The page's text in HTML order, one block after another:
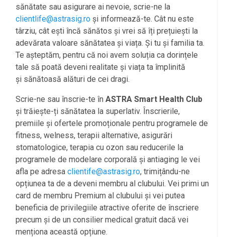
sănătate sau asigurare ai nevoie, scrie-ne la
clientlife@astrasig.ro și informează-te. Cât nu este
târziu, cât ești încă sănătos și vrei să îți prețuiești la
adevărata valoare sănătatea și viața. Și tu și familia ta.
Te așteptăm, pentru că noi avem soluția ca dorințele
tale să poată deveni realitate și viața ta împlinită
și sănătoasă alături de cei dragi.
Scrie-ne sau înscrie-te în ASTRA Smart Health Club
și trăiește-ți sănătatea la superlativ. Înscrierile,
premiile și ofertele promoționale pentru programele de
fitness, welness, terapii alternative, asigurări
stomatologice, terapia cu ozon sau reducerile la
programele de modelare corporală și antiaging le vei
afla pe adresa clientife@astrasig.ro, trimițându-ne
opțiunea ta de a deveni membru al clubului. Vei primi un
card de membru Premium al clubului și vei putea
beneficia de privilegiile atractive oferite de înscriere
precum și de un consilier medical gratuit dacă vei
menționa această opțiune.